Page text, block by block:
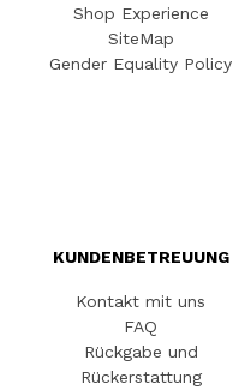
Shop Experience
SiteMap
Gender Equality Policy
KUNDENBETREUUNG
Kontakt mit uns
FAQ
Rückgabe und
Rückerstattung